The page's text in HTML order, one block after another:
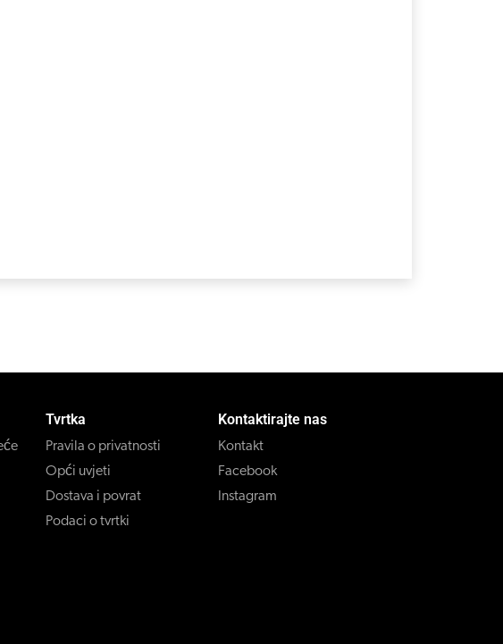
Tvrtka
Pravila o privatnosti
Opći uvjeti
Dostava i povrat
Podaci o tvrtki
Kontaktirajte nas
Kontakt
Facebook
Instagram